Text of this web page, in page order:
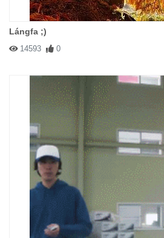
Lángfa ;)
14593 0